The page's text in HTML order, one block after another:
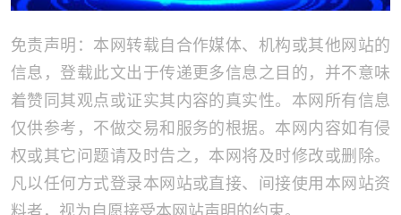
免责声明：本网转载自合作媒体、机构或其他网站的
信息，登载此文出于传递更多信息之目的，并不意味
着赞同其观点或证实其内容的真实性。本网所有信息
仅供参考，不做交易和服务的根据。本网内容如有侵
权或其它问题请及时告之，本网将及时修改或删除。
凡以任何方式登录本网站或直接、间接使用本网站资